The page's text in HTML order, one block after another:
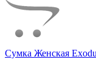
Сумка Женская